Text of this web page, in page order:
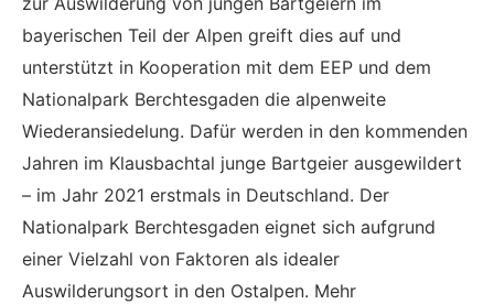
bayerischen Teil der Alpen greift dies auf und
unterstützt in Kooperation mit dem EEP und dem
Nationalpark Berchtesgaden die alpenweite
Wiederansiedelung. Dafür werden in den kommenden
Jahren im Klausbachtal junge Bartgeier ausgewildert
– im Jahr 2021 erstmals in Deutschland. Der
Nationalpark Berchtesgaden eignet sich aufgrund
einer Vielzahl von Faktoren als idealer
Auswilderungsort in den Ostalpen. Mehr